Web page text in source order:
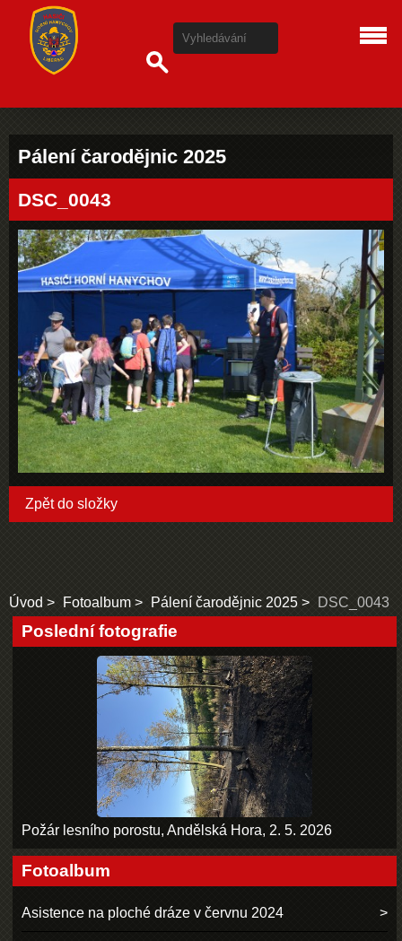
Pálení čarodějnic 2025
DSC_0043
Zpět do složky
Úvod Fotoalbum Pálení čarodějnic 2025 DSC_0043
Poslední fotografie
Požár lesního porostu, Andělská Hora, 2. 5. 2026
Fotoalbum
Asistence na ploché dráze v červnu 2024